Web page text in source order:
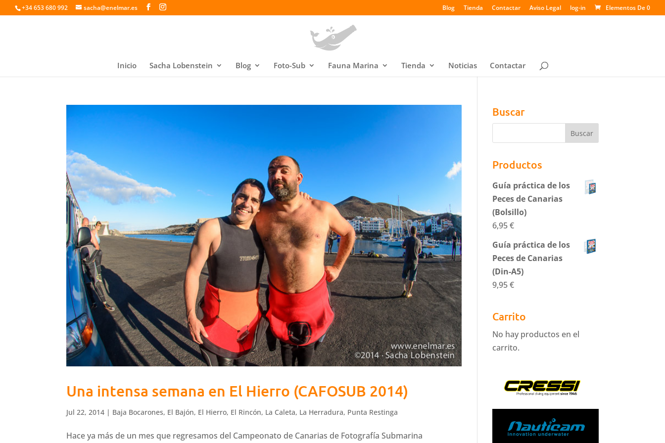
+34 653 680 992 sacha@enelmar.es Blog Tienda Contactar Aviso Legal log-in Elementos De 0
Inicio Sacha Lobenstein Blog Foto-Sub Fauna Marina Tienda Noticias Contactar
Una intensa semana en El Hierro (CAFOSUB 2014)
Jul 22, 2014 | Baja Bocarones, El Bajón, El Hierro, El Rincón, La Caleta, La Herradura, Punta Restinga
Hace ya más de un mes que regresamos del Campeonato de Canarias de Fotografía Submarina
Buscar
Productos
Guía práctica de los
Peces de Canarias
(Bolsillo)
6,95€
Guía práctica de los
Peces de Canarias
(Din-A5)
9,95€
Carrito
No hay productos en el
carrito.